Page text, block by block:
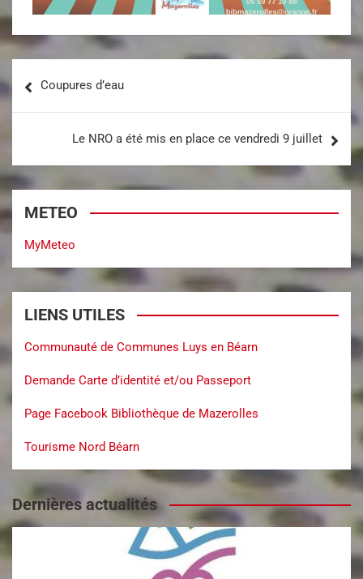
Coupures d’eau
Le NRO a été mis en place ce vendredi 9 juillet
METEO
MyMeteo
LIENS UTILES
Communauté de Communes Luys en Béarn
Demande Carte d’identité et/ou Passeport
Page Facebook Bibliothèque de Mazerolles
Tourisme Nord Béarn
Dernières actualités